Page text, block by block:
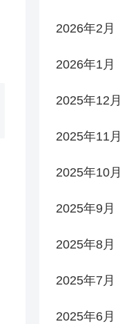
2026年2月
2026年1月
2025年12月
2025年11月
2025年10月
2025年9月
2025年8月
2025年7月
2025年6月